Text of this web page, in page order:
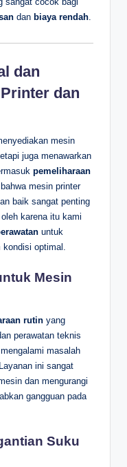
dan biaya rendah.
dan
dan
mesin
juga menawarkan
pemeliharaan
mesin printer
baik sangat penting
karena itu kami
untuk
kondisi optimal.
Mesin
rutin yang
perawatan teknis
masalah
ini sangat
dan mengurangi
gangguan pada
Suku